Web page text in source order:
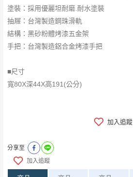
塗裝：採用優麗坦耐磨.耐水塗裝
抽屜：台灣製造鋼珠滑軌
結構：黑砂粉體烤漆五金架
手把：台灣製造鋁合金烤漆手把
■尺寸
​​​​​​​寬80X深44X高191(公分)
加入追蹤
分享至
加入追蹤